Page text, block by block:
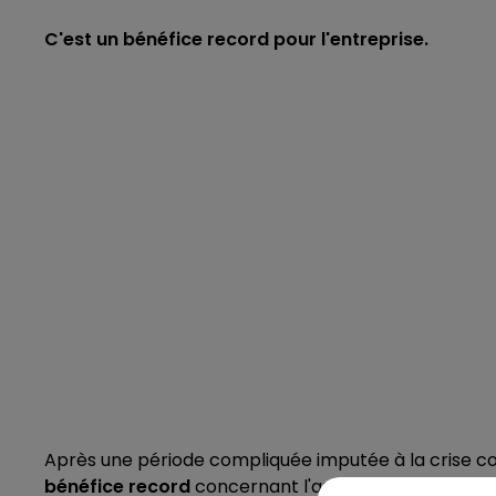
C'est un bénéfice record pour l'entreprise.
Après une période compliquée imputée à la crise
bénéfice recordconcernant l'année 2022 :